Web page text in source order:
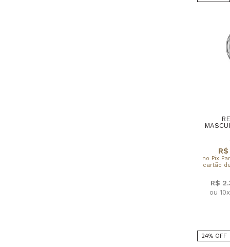
no Pix
cartão
R$
ou
24% OFF